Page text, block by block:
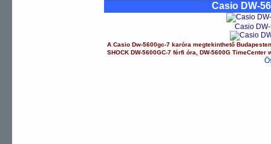
Casio DW-
Casio
ACasio Dw-5600gc-7 karóra megtekinthető
SHOCK DW-5600GC-7 férfi óra ,DW-5600G TimeCenter